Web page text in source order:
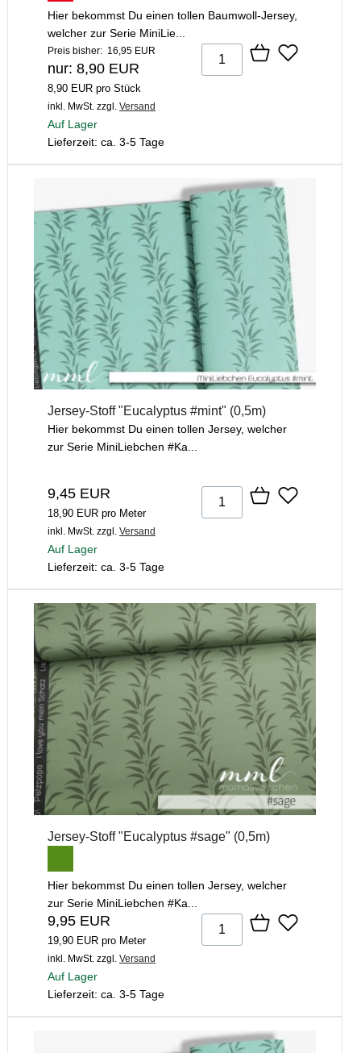
Hier bekommst Du einen tollen Baumwoll-Jersey,
welcher zur Serie MiniLie...
Preis bisher: 16,95 EUR
nur: 8,90 EUR
8,90 EUR pro Stück
inkl. MwSt. zzgl. Versand
Auf Lager
Lieferzeit: ca. 3-5 Tage
Jersey-Stoff "Eucalyptus #mint" (0,5m)
Hier bekommst Du einen tollen Jersey, welcher
zur Serie MiniLiebchen #Ka...
9,45 EUR
18,90 EUR pro Meter
inkl. MwSt. zzgl. Versand
Auf Lager
Lieferzeit: ca. 3-5 Tage
Jersey-Stoff "Eucalyptus #sage" (0,5m)
Hier bekommst Du einen tollen Jersey, welcher
zur Serie MiniLiebchen #Ka...
9,95 EUR
19,90 EUR pro Meter
inkl. MwSt. zzgl. Versand
Auf Lager
Lieferzeit: ca. 3-5 Tage